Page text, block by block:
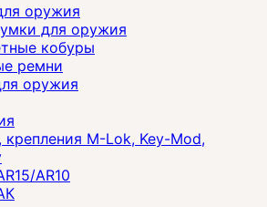
оружия
для оружия
кобуры
ремни
оружия
крепления M-Lok, Key-Mod,
AR10